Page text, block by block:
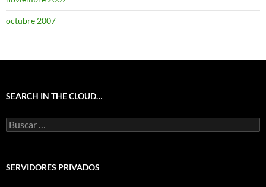
octubre 2007
SEARCH IN THE CLOUD…
Buscar:
SERVIDORES PRIVADOS